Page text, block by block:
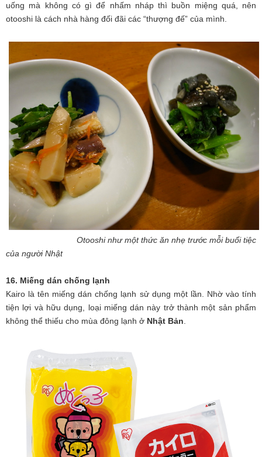
uống mà không có gì để nhấm nháp thì buồn miệng quá, nên
otooshi là cách nhà hàng đối đãi các “thượng đế” của mình.
Otooshi như một thức ăn nhẹ trước mỗi buổi tiệc
của người Nhật
16. Miếng dán chống lạnh
Kairo là tên miếng dán chống lạnh sử dụng một lần. Nhờ vào tính
tiện lợi và hữu dụng, loại miếng dán này trở thành một sản phẩm
không thể thiếu cho mùa đông lạnh ở Nhật Bản.